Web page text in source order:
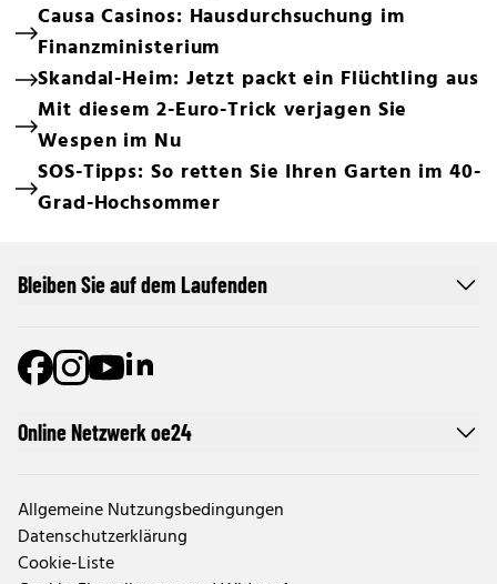
Causa Casinos: Hausdurchsuchung im
Finanzministerium
Skandal-Heim: Jetzt packt ein Flüchtling aus
Mit diesem 2-Euro-Trick verjagen Sie
Wespen im Nu
SOS-Tipps: So retten Sie Ihren Garten im 40-
Grad-Hochsommer
Online Netzwerk oe24
Allgemeine Nutzungsbedingungen
Datenschutzerklärung
Cookie-Liste
Bleiben Sie auf dem Laufenden